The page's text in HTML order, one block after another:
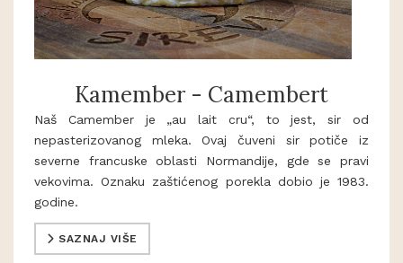
Kamember - Camembert
Naš Camember je „au lait cru“, to jest, sir od
nepasterizovanog mleka. Ovaj čuveni sir potiče iz
severne francuske oblasti Normandije, gde se pravi
vekovima. Oznaku zaštićenog porekla dobio je 1983.
godine.
SAZNAJ VIŠE